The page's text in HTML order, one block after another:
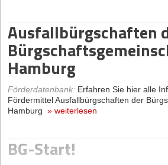
Ausfallbürgschaften
Hamburg
Förderdatenbank: Erfahren Sie hier alle
Fördermittel Ausfallbürgschaften der
Hamburg » weiterlesen
BG-Start!